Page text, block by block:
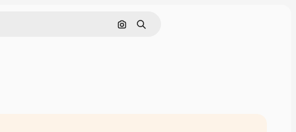
Pesquisar por imagem
Buscar